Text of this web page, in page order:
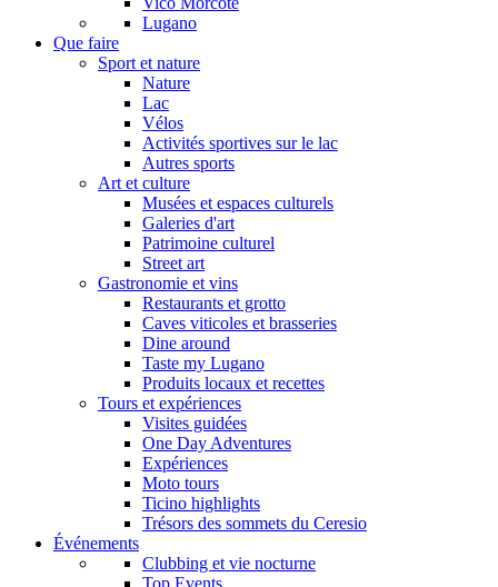
Lugano
Que faire
Sport et nature
Nature
Lac
Vélos
Activités sportives sur le lac
Autres sports
Art et culture
Musées et espaces culturels
Galeries d'art
Patrimoine culturel
Street art
Gastronomie et vins
Restaurants et grotto
Caves viticoles et brasseries
Dine around
Taste my Lugano
Produits locaux et recettes
Tours et expériences
Visites guidées
One Day Adventures
Expériences
Moto tours
Ticino highlights
Trésors des sommets du Ceresio
Événements
Clubbing et vie nocturne
Top Events